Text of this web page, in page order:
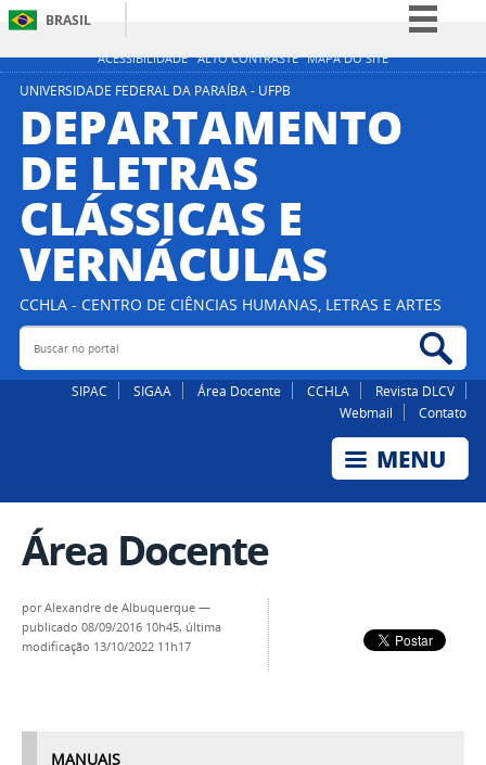
ACESSIBILIDADE ALTO CONTRASTE MAPA DO SITE
BRASIL
Simplifique!
Participe
UNIVERSIDADE FEDERAL DA PARAÍBA - UFPB
DEPARTAMENTO
DE LETRAS
CLÁSSICAS E
VERNÁCULAS
CCHLA - CENTRO DE CIÊNCIAS HUMANAS, LETRAS E ARTES
Buscar no portal
SIPAC SIGAA Área Docente CCHLA
Revista DLCV
Webmail
Contato
Área Docente
porAlexandre de Albuquerque —
publicado 08/09/2016 10h45, última
modificação 13/10/2022 11h17
MANUAIS